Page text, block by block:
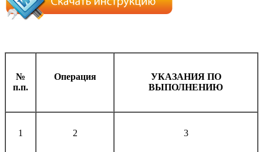
№
п.п.
Операция
УКАЗАНИЯ ПО
ВЫПОЛНЕНИЮ
1 2 3